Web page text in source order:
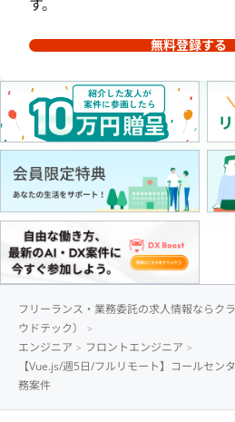
す。
無料登録する
フリーランス・業務委託の求人情報ならク
ウドテック）
エンジニア
フロントエンジニア
【Vue.js/週5日/フルリモート】コールセン
務案件